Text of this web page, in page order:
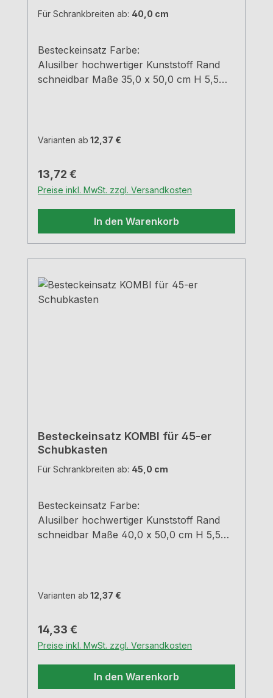
Für Schrankbreiten ab: 40,0 cm
Besteckeinsatz Farbe:
Alusilber hochwertiger Kunststoff Rand
schneidbar Maße 35,0 x 50,0 cm H 5,5
Varianten ab 12,37 €
Regulärer Preis:
13,72 €
Preise inkl. MwSt. zzgl. Versandkosten
In den Warenkorb
Besteckeinsatz KOMBI für 45-er
Schubkasten
Für Schrankbreiten ab: 45,0 cm
Besteckeinsatz Farbe:
Alusilber hochwertiger Kunststoff Rand
schneidbar Maße 40,0 x 50,0 cm H 5,5
Varianten ab 12,37 €
Regulärer Preis:
14,33 €
Preise inkl. MwSt. zzgl. Versandkosten
In den Warenkorb